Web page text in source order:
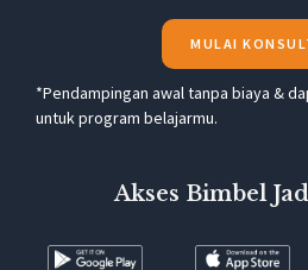
MULAI
*Pendampingan awal tanpa biaya &
untuk program belajarmu.
Akses Bimbel